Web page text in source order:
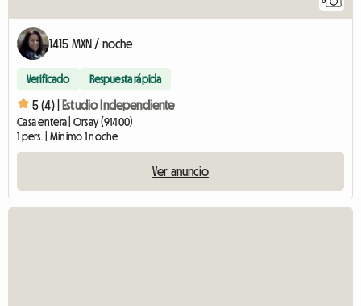
1415 MXN / noche
Verificado Respuesta rápida
5 (4) | Estudio Independiente
Casa entera | Orsay (91400)
1 pers. | Mínimo 1 noche
Ver anuncio